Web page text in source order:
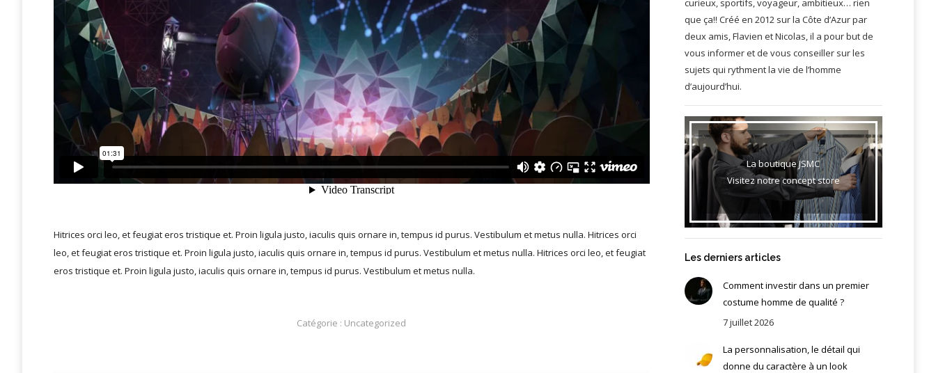
Hitrices orci leo, et feugiat eros tristique et. Proin ligula justo, iaculis quis ornare in, tempus id purus. Vestibulum et metus nulla. Hitrices orci
leo, et feugiat eros tristique et. Proin ligula justo, iaculis quis ornare in, tempus id purus. Vestibulum et metus nulla. Hitrices orci leo, et feugiat
eros tristique et. Proin ligula justo, iaculis quis ornare in, tempus id purus. Vestibulum et metus nulla.
Catégorie : Uncategorized
curieux, sportifs, voyageur, ambitieux… rien
que ça!! Créé en 2012 sur la Côte d’Azur par
deux amis, Flavien et Nicolas, il a pour but de
vous informer et de vous conseiller sur les
sujets qui rythment la vie de l’homme
d’aujourd’hui.
La boutique JSMC
Visitez notre concept store
Les derniers articles
Comment investir dans un premier
costume homme de qualité ?
7 juillet 2026
La personnalisation, le détail qui
donne du caractère à un look